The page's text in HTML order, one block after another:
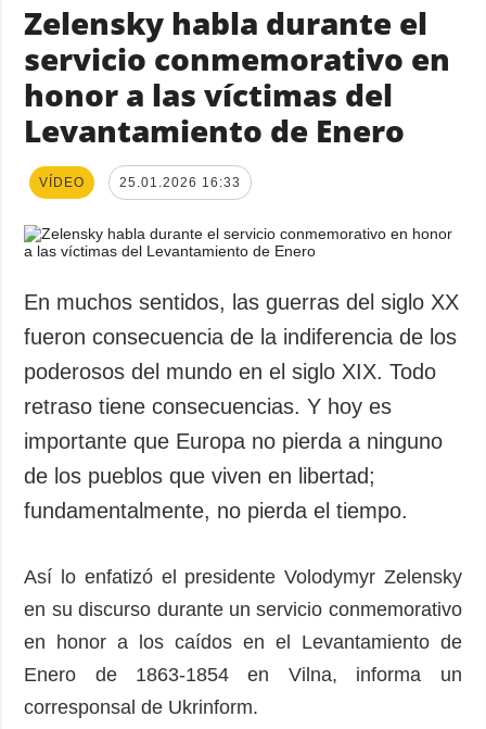
Zelensky habla durante el
servicio conmemorativo en
honor a las víctimas del
Levantamiento de Enero
VÍDEO 25.01.2026 16:33
En muchos sentidos, las guerras del siglo XX
fueron consecuencia de la indiferencia de los
poderosos del mundo en el siglo XIX. Todo
retraso tiene consecuencias. Y hoy es
importante que Europa no pierda a ninguno
de los pueblos que viven en libertad;
fundamentalmente, no pierda el tiempo.
Así lo enfatizó el presidente Volodymyr Zelensky
en su discurso durante un servicio conmemorativo
en honor a los caídos en el Levantamiento de
Enero de 1863-1854 en Vilna, informa un
corresponsal de Ukrinform.